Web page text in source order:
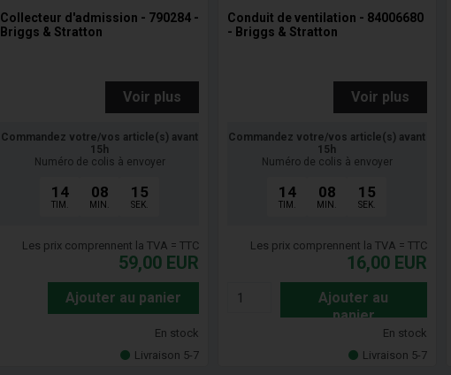
Collecteur d'admission - 790284 -
Briggs & Stratton
Voir plus
Commandez votre/vos article(s) avant
15h
Numéro de colis à envoyer
14
TIM.
08
MIN.
14
SEK.
Les prix comprennent la TVA = TTC
59,00 EUR
Ajouter au panier
En stock
Livraison 5-7
Conduit de ventilation - 84006680
- Briggs & Stratton
Voir plus
Commandez votre/vos article(s) avant
15h
Numéro de colis à envoyer
14
TIM.
08
MIN.
14
SEK.
Les prix comprennent la TVA = TTC
16,00 EUR
Ajouter au
panier
En stock
Livraison 5-7